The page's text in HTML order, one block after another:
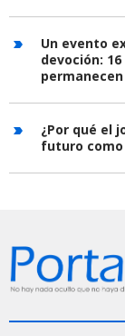
Un evento
devoción:
¿Por qué el
futuro